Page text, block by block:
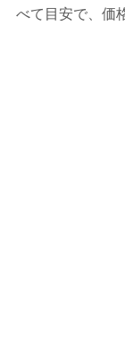
べて目安で、価